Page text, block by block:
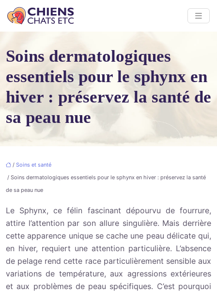
Soins dermatologiques
essentiels pour le sphynx en
hiver : préservez la santé de
sa peau nue
/ Soins et santé
/ Soins dermatologiques essentiels pour le sphynx en hiver : préservez la santé
de sa peau nue
Le Sphynx, ce félin fascinant dépourvu de fourrure,
attire l’attention par son allure singulière. Mais derrière
cette apparence unique se cache une peau délicate qui,
en hiver, requiert une attention particulière. L’absence
de pelage rend cette race particulièrement sensible aux
variations de température, aux agressions extérieures
et aux problèmes de peau spécifiques. C’est pourquoi